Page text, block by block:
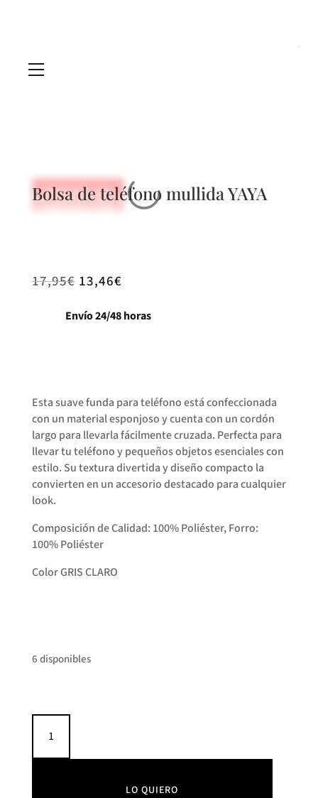
REBAJADO -25%
REBAJADO -25%
REBAJADO -25%
REBAJADO -25%
Bolsa de teléfono mullida YAYA
17,95€ 13,46€
Envío 24/48 horas
Esta suave funda para teléfono está confeccionada
con un material esponjoso y cuenta con un cordón
largo para llevarla fácilmente cruzada. Perfecta para
llevar tu teléfono y pequeños objetos esenciales con
estilo. Su textura divertida y diseño compacto la
convierten en un accesorio destacado para cualquier
look.
Composición de Calidad: 100% Poliéster, Forro:
100% Poliéster
Color GRIS CLARO
6 disponibles
teléfono
LO QUIERO